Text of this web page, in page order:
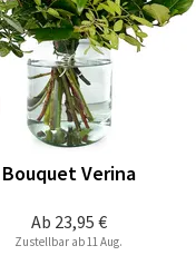
Ab 23,95 €
Bouquet Verina
Zustellbar ab 11 Aug.